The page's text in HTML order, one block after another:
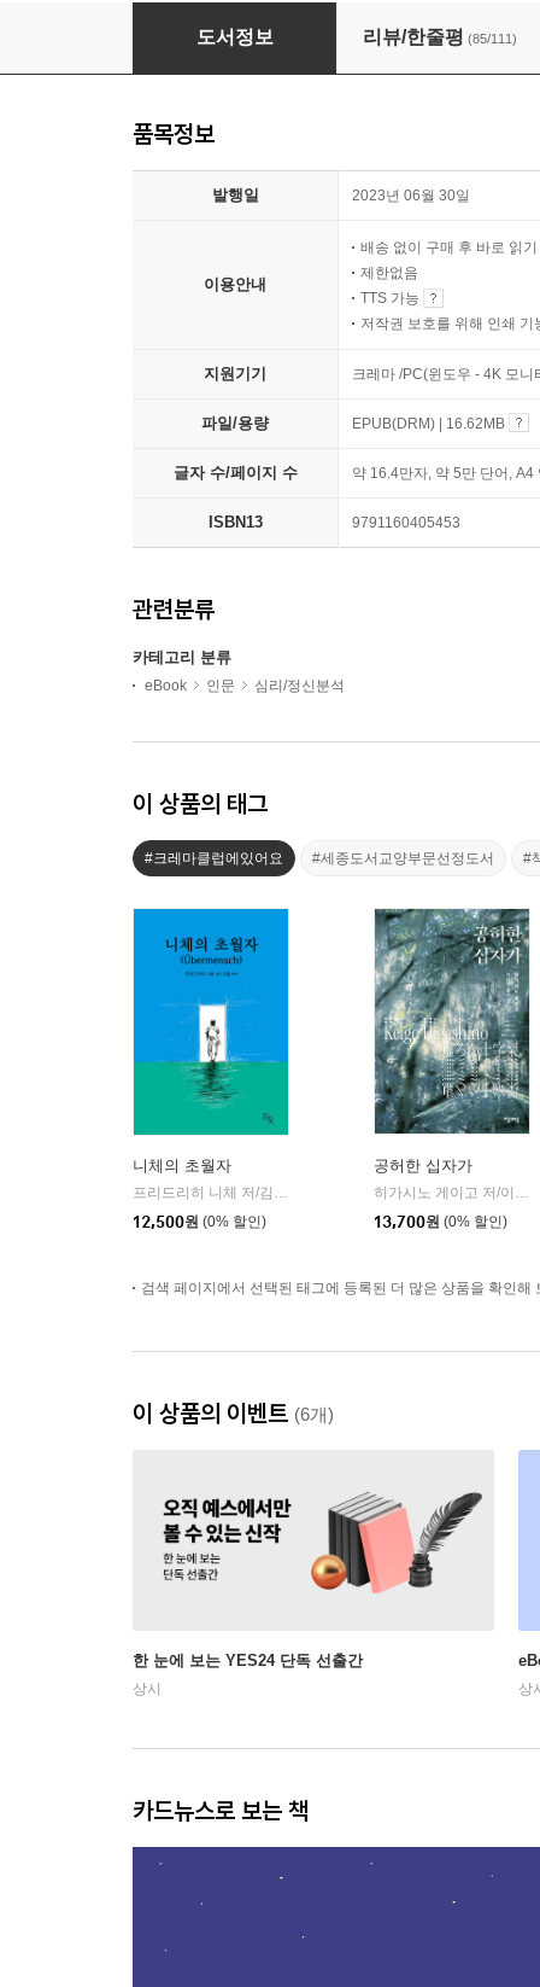
매우 예민한 사람들을 위한 상담소
도서정보 리뷰/한줄평 (85/111)
품목정보
발행일 2023년 06월 30일
이용안내
배송 없이 구매 후 바로 읽기
제한없음
TTS 가능
저작권 보호를 위해 인쇄 기
지원기기 크레마 /PC(윈도우 - 4K 모
파일/용량 EPUB(DRM) | 16.62MB
글자 수/페이지 수 약 16.4만자, 약 5만 단어,
ISBN13 9791160405453
관련분류
카테고리 분류
eBook 인문 심리/정신분석
이 상품의 태그
#크레마클럽에있어요 #세종도서교양부문선정도서 #
니체의 초월자
프리드리히 니체 저/김철 편역
12,500원 (0% 할인)
공허한 십자가
히가시노 게이고 저/이선희 역
13,700원 (0% 할인)
검색 페이지에서 선택된 태그에 등록된 더 많은 상품을 확인해
이 상품의 이벤트 (6개)
한 눈에 보는 YES24 단독 선출간
상시 상
카드뉴스로 보는 책